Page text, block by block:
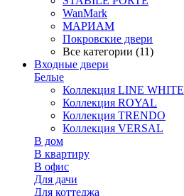
WanMark
МАРИАМ
Покровские двери
Все категории (11)
Входные двери
Белые
Коллекция LINE WHITE
Коллекция ROYAL
Коллекция TRENDO
Коллекция VERSAL
В дом
В квартиру
В офис
Для дачи
Для коттеджа